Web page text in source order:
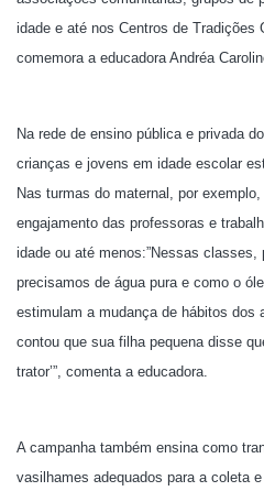
idade e até nos Centros de Tradições
comemora a educadora Andréa
Na rede de ensino pública e privada
crianças e jovens em idade escolar
Nas turmas do maternal, por
engajamento das professoras e
idade ou até menos:”Nessas
precisamos de água pura e como o
estimulam a mudança de hábitos dos
contou que sua filha pequena disse
trator’”, comenta a educadora.
A campanha também ensina como
vasilhames adequados para a coleta